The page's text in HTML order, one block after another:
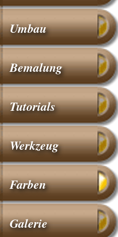
Umbau
Bemalung
Tutorials
Werkzeug
Farben
Galerie